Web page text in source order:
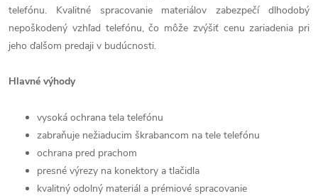
telefónu. Kvalitné spracovanie materiálov zabezpečí dlhodobý
nepoškodený vzhľad telefónu, čo môže zvýšiť cenu zariadenia pri
jeho ďalšom predaji v budúcnosti.
Hlavné výhody
vysoká ochrana tela telefónu
zabraňuje nežiaducim škrabancom na tele telefónu
ochrana pred prachom
presné výrezy na konektory a tlačidla
kvalitný odolný materiál a prémiové spracovanie